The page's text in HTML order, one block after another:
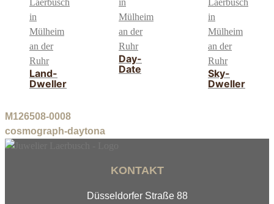
Land-
Dweller
Day-
Date
Sky-
Dweller
M126508-0008
cosmograph-daytona
KONTAKT
Düsseldorfer Straße 88